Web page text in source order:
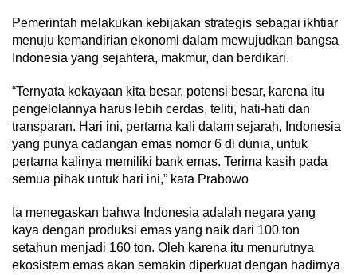
Pemerintah melakukan kebijakan strategis sebagai ikhtiar
menuju kemandirian ekonomi dalam mewujudkan bangsa
Indonesia yang sejahtera, makmur, dan berdikari.
“Ternyata kekayaan kita besar, potensi besar, karena itu
pengelolannya harus lebih cerdas, teliti, hati-hati dan
transparan. Hari ini, pertama kali dalam sejarah, Indonesia
yang punya cadangan emas nomor 6 di dunia, untuk
pertama kalinya memiliki bank emas. Terima kasih pada
semua pihak untuk hari ini,” kata Prabowo
Ia menegaskan bahwa Indonesia adalah negara yang
kaya dengan produksi emas yang naik dari 100 ton
setahun menjadi 160 ton. Oleh karena itu menurutnya
ekosistem emas akan semakin diperkuat dengan hadirnya